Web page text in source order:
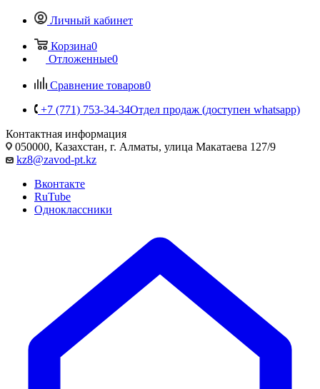
Личный кабинет
Корзина0
Отложенные0
Сравнение товаров0
+7 (771) 753-34-34Отдел продаж (доступен whatsapp)
Контактная информация
050000, Казахстан, г. Алматы, улица Макатаева 127/9
kz8@zavod-pt.kz
Вконтакте
RuTube
Одноклассники